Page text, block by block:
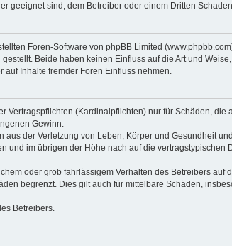
geeignet sind, dem Betreiber oder einem Dritten
Foren-Software von phpBB Limited
Beide haben keinen Einfluss auf die Art und
Inhalte fremder Foren Einfluss nehmen.
Vertragspflichten (Kardinalpflichten) nur für Schäden, die
Gewinn.
der Verletzung von Leben, Körper und Gesundheit
und im übrigen der Höhe nach auf die vertragstypischen
oder grob fahrlässigem Verhalten des Betreibers auf
begrenzt. Dies gilt auch für mittelbare Schäden,
Betreibers.